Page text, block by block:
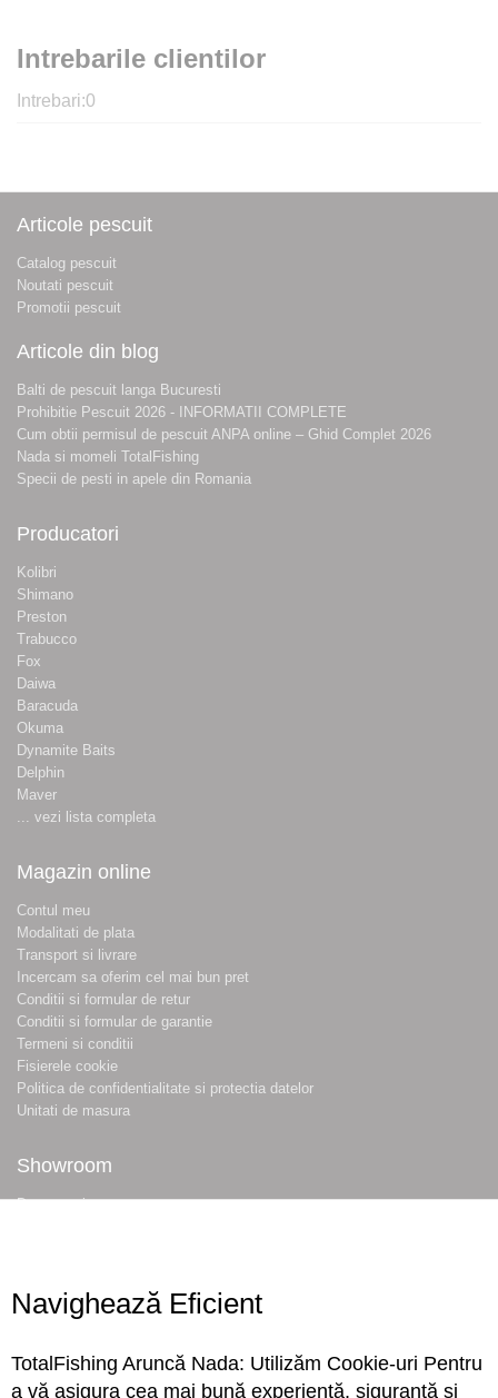
Intrebarile clientilor
Intrebari:0
Articole pescuit
Catalog pescuit
Noutati pescuit
Promotii pescuit
Articole din blog
Balti de pescuit langa Bucuresti
Prohibitie Pescuit 2026 - INFORMATII COMPLETE
Cum obtii permisul de pescuit ANPA online – Ghid Complet 2026
Nada si momeli TotalFishing
Specii de pesti in apele din Romania
Producatori
Kolibri
Shimano
Preston
Trabucco
Fox
Daiwa
Baracuda
Okuma
Dynamite Baits
Delphin
Maver
... vezi lista completa
Magazin online
Contul meu
Modalitati de plata
Transport si livrare
Incercam sa oferim cel mai bun pret
Conditii si formular de retur
Conditii si formular de garantie
Termeni si conditii
Fisierele cookie
Politica de confidentialitate si protectia datelor
Unitati de masura
Showroom
Despre noi
Conecteaza-te
Navighează Eficient
TotalFishing Aruncă Nada: Utilizăm Cookie-uri Pentru
a vă asigura cea mai bună experiență, siguranță și